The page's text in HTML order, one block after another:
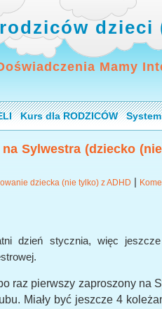
dzieci
Mamy
Kurs dla RODZICÓW
na Sylwestra (dziecko
dziecka (nie tylko) z ADHD |
dzień stycznia, więc
po raz pierwszy zaproszony na
Miały być jeszcze 4